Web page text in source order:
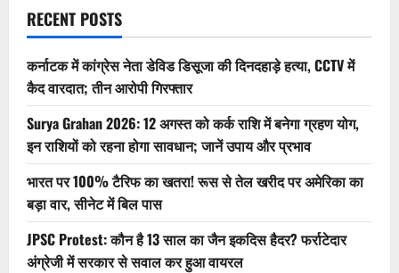
RECENT POSTS
कर्नाटक में कांग्रेस नेता डेविड डिसूजा की दिनदहाड़े हत्या, CCTV में
कैद वारदात; तीन आरोपी गिरफ्तार
Surya Grahan 2026: 12 अगस्त को कर्क राशि में बनेगा ग्रहण योग,
इन राशियों को रहना होगा सावधान; जानें उपाय और प्रभाव
भारत पर 100% टैरिफ का खतरा! रूस से तेल खरीद पर अमेरिका का
बड़ा वार, सीनेट में बिल पास
JPSC Protest: कौन है 13 साल का जैन इकदिस हैदर? फर्राटेदार
अंग्रेजी में सरकार से सवाल कर हुआ वायरल